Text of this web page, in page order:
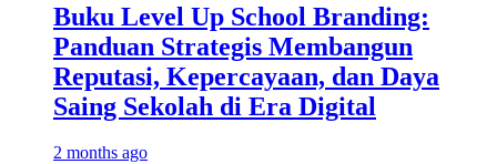
Buku Level Up School Branding:
Panduan Strategis Membangun
Reputasi, Kepercayaan, dan Daya
Saing Sekolah di Era Digital
2 months ago